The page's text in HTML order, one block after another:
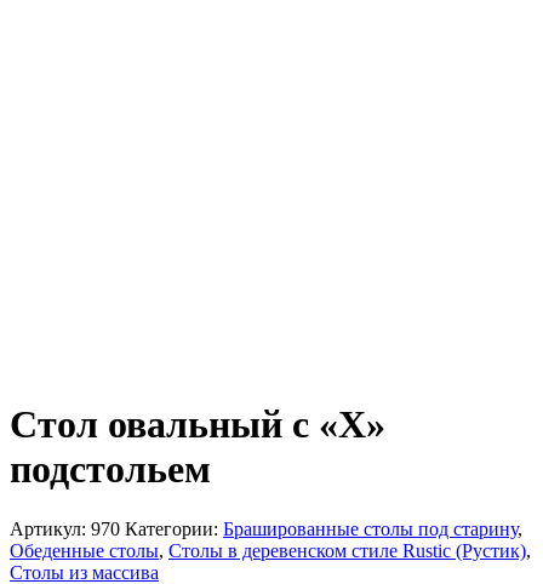
Стол овальный с «Х»
подстольем
Артикул: 970 Категории: Брашированные столы под старину,
Обеденные столы, Столы в деревенском стиле Rustic (Рустик),
Столы из массива